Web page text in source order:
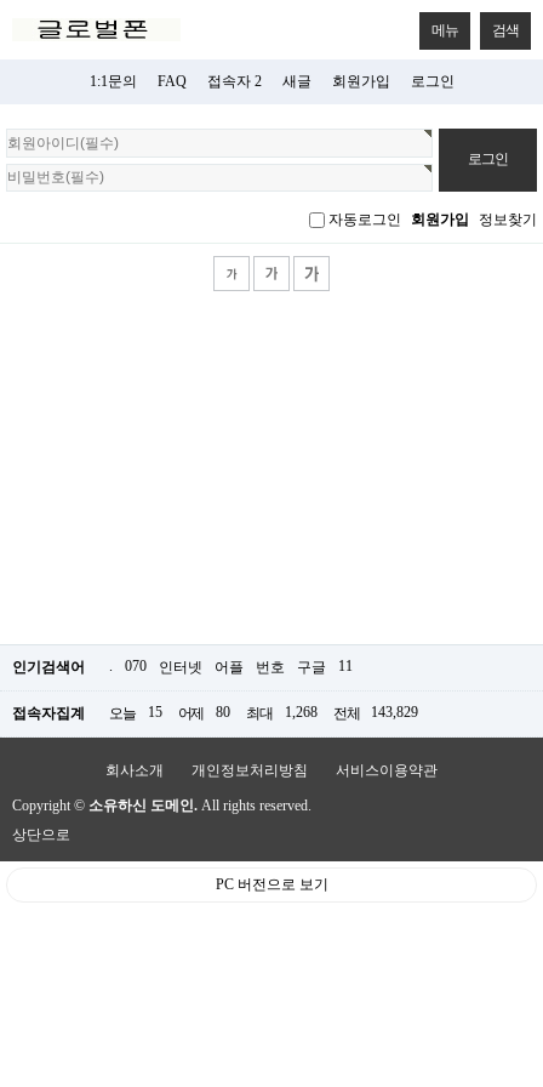
메뉴 검색
1:1문의 FAQ 접속자 2 새글 회원가입 로그인
회
원
로
자동로그인 회원가입 정보찾기
인기검색어 . 070 인터넷 어플 번호 구글 11
접속자집계 오늘 15 어제 80 최대 1,268 전체 143,829
회사소개 개인정보처리방침 서비스이용약관
Copyright © 소유하신 도메인. All rights reserved.
상단으로
PC 버전으로 보기